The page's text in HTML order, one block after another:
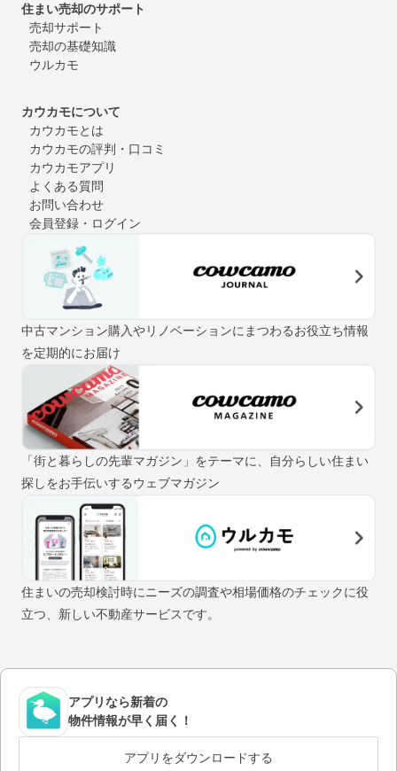
住まい売却のサポート
売却サポート
売却の基礎知識
ウルカモ
カウカモについて
カウカモとは
カウカモの評判・口コミ
カウカモアプリ
よくある質問
お問い合わせ
会員登録・ログイン
中古マンション購入やリノベーションにまつわるお役立ち情報
を定期的にお届け
「街と暮らしの先輩マガジン」をテーマに、自分らしい住まい
探しをお手伝いするウェブマガジン
住まいの売却検討時にニーズの調査や相場価格のチェックに役
立つ、新しい不動産サービスです。
アプリなら新着の
物件情報が早く届く！
アプリをダウンロードする